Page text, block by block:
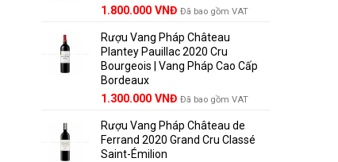
Giá
là:
2.500.000 VNĐ.
1.800.000 VNĐGiá
tại
là:
1.800.000 VNĐ.
Đã bao gồm VAT
Rượu Vang Pháp Château
Plantey Pauillac 2020 Cru
Bourgeois | Vang Pháp Cao Cấp
Bordeaux
Giá
là:
1.850.000 VNĐ.
1.300.000 VNĐGiá
tại
là:
Đã bao gồm VAT
Rượu Vang Pháp Château de
Ferrand 2020 Grand Cru Classé
Saint-Émilion